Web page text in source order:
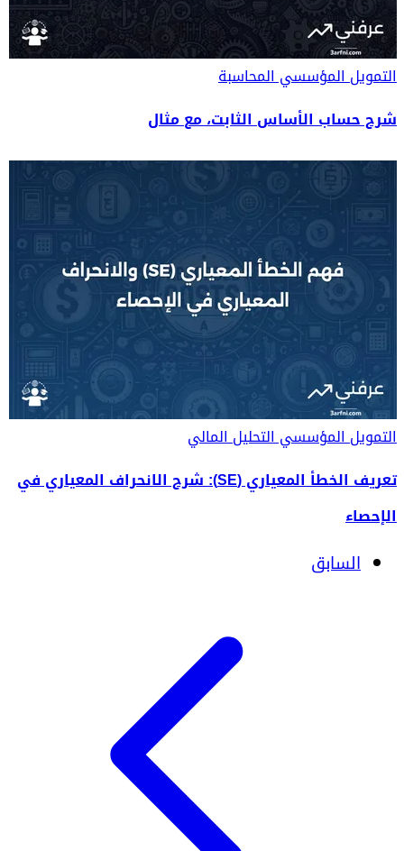
التمويل المؤسسيالمحاسبة
شرح حساب الأساس الثابت، مع مثال
التمويل المؤسسيالتحليل المالي
تعريف الخطأ المعياري (SE): شرح الانحراف المعياري في
الإحصاء
السابق